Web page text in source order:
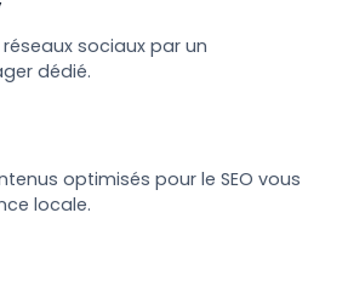
sociaux par un
dédié.
optimisés pour le SEO vous
locale.